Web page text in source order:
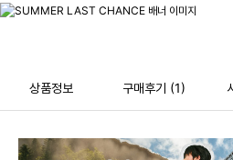
상품정보 구매후기 (1)